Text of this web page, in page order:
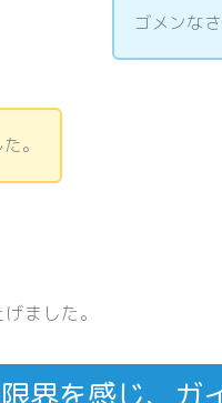
ゴメンな
。
ました。